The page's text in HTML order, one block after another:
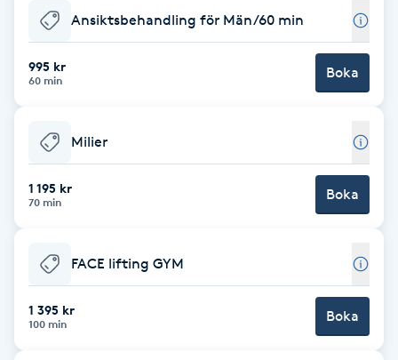
Face framing
Faceliftmassage
Fet hårbotten
Fibromassage
Fillers
Fotmassage
Ansiktsbehandling för Män/60 min
995 kr
60 min Boka
Milier
1 195 kr
70 min Boka
FACE lifting GYM
1 395 kr
100 min Boka